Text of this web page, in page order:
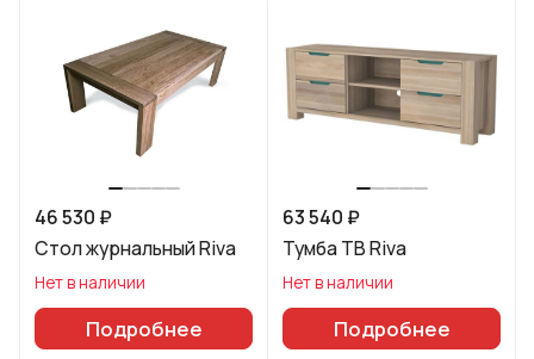
46 530 ₽
Стол журнальный Riva
Нет в наличии
Подробнее
63 540 ₽
Тумба ТВ Riva
Нет в наличии
Подробнее